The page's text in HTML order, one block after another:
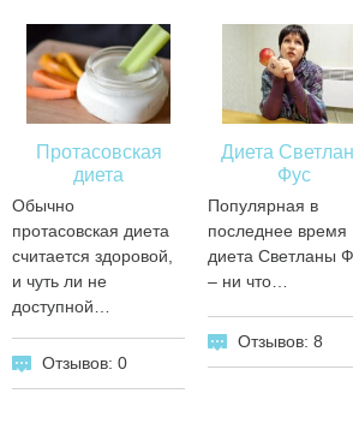
Протасовская
диета
Обычно
протасовская диета
считается здоровой,
и чуть ли не
доступной…
Отзывов: 0
Диета
Фус
Популярная в
последнее время
диета Светланы
– ни что…
Отзывов: 8